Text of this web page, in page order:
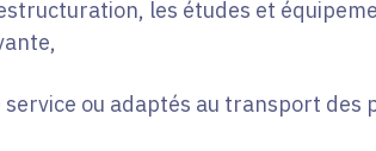
les études et
service ou adaptés au transport des